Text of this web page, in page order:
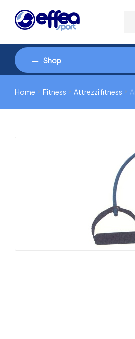
Shop
Home Fitness Attrezzi fitness